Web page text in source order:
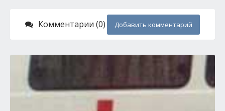
Комментарии (0) Добавить комментарий